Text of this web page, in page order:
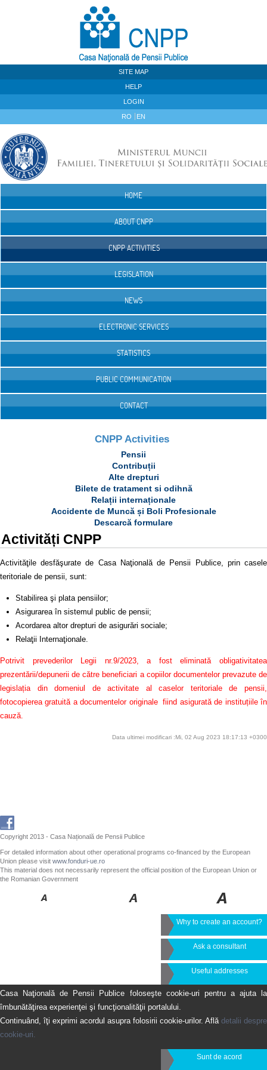
SITE MAP
HELP
LOGIN
RO EN
HOME
ABOUT CNPP
CNPP ACTIVITIES
LEGISLATION
NEWS
ELECTRONIC SERVICES
STATISTICS
PUBLIC COMMUNICATION
CONTACT
CNPP Activities
Pensii
Contribuții
Alte drepturi
Bilete de tratament si odihnă
Relații internaționale
Accidente de Muncă și Boli Profesionale
Descarcă formulare
Activități CNPP
Activităţile desfăşurate de Casa Naţională de Pensii Publice, prin casele
teritoriale de pensii, sunt:
Stabilirea şi plata pensiilor;
Asigurarea în sistemul public de pensii;
Acordarea altor drepturi de asigurări sociale;
Relaţii Internaţionale.
Potrivit prevederilor Legii nr.9/2023, a fost eliminată obligativitatea
prezentării/depunerii de către beneficiari a copiilor documentelor prevazute de
legislația din domeniul de activitate al caselor teritoriale de pensii,
fotocopierea gratuită a documentelor originale fiind asigurată de instituțiile în
cauză.
Data ultimei modificari :Mi, 02 Aug 2023 18:17:13 +0300
Copyright 2013 - Casa Națională de Pensii Publice
For detailed information about other operational programs co-financed by the European
Union please visit www.fonduri-ue.ro
This material does not necessarily represent the official position of the European Union or
the Romanian Government
Why to create an account?
Ask a consultant
Useful addresses
Casa Naţională de Pensii Publice foloseşte cookie-uri pentru a ajuta la
îmbunătăţirea experienţei şi funcţionalităţii portalului.
Continuând, îţi exprimi acordul asupra folosirii cookie-urilor. Află detalii despre
cookie-uri.
Sunt de acord